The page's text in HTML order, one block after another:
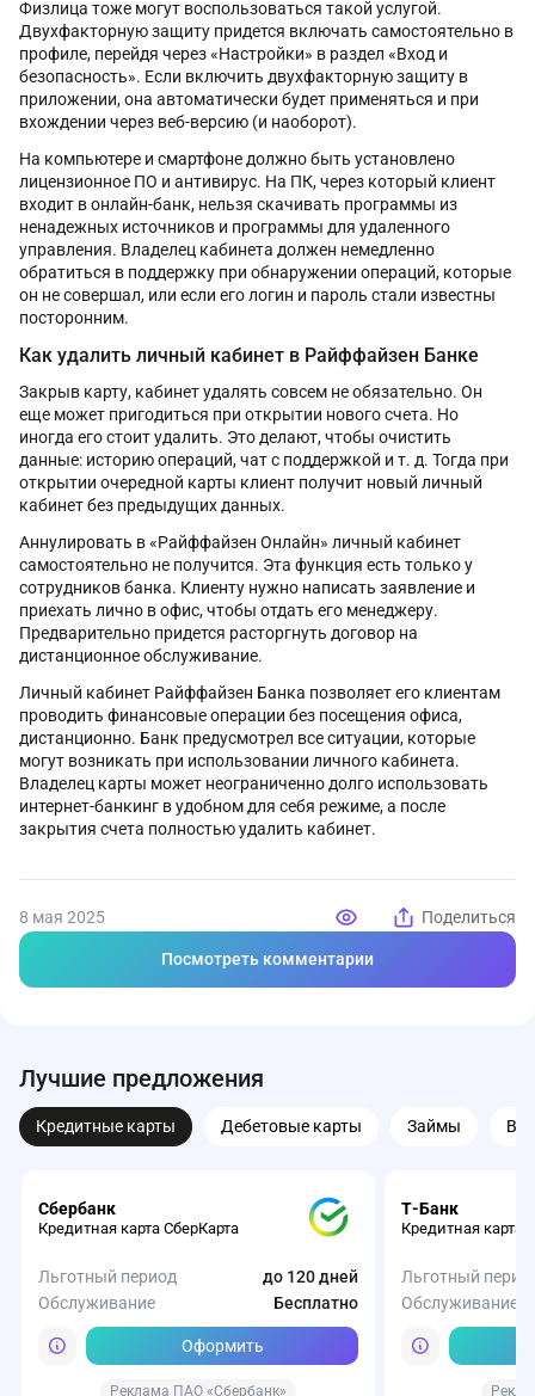
Физлица тоже могут воспользоваться такой услугой.
Двухфакторную защиту придется включать самостоятельно в
профиле, перейдя через «Настройки» в раздел «Вход и
безопасность». Если включить двухфакторную защиту в
приложении, она автоматически будет применяться и при
вхождении через веб-версию (и наоборот).
На компьютере и смартфоне должно быть установлено
лицензионное ПО и антивирус. На ПК, через который клиент
входит в онлайн-банк, нельзя скачивать программы из
ненадежных источников и программы для удаленного
управления. Владелец кабинета должен немедленно
обратиться в поддержку при обнаружении операций, которые
он не совершал, или если его логин и пароль стали известны
посторонним.
Как удалить личный кабинет в Райффайзен Банке
Закрыв карту, кабинет удалять совсем не обязательно. Он
еще может пригодиться при открытии нового счета. Но
иногда его стоит удалить. Это делают, чтобы очистить
данные: историю операций, чат с поддержкой и т. д. Тогда при
открытии очередной карты клиент получит новый личный
кабинет без предыдущих данных.
Аннулировать в «Райффайзен Онлайн» личный кабинет
самостоятельно не получится. Эта функция есть только у
сотрудников банка. Клиенту нужно написать заявление и
приехать лично в офис, чтобы отдать его менеджеру.
Предварительно придется расторгнуть договор на
дистанционное обслуживание.
Личный кабинет Райффайзен Банка позволяет его клиентам
проводить финансовые операции без посещения офиса,
дистанционно. Банк предусмотрел все ситуации, которые
могут возникать при использовании личного кабинета.
Владелец карты может неограниченно долго использовать
интернет-банкинг в удобном для себя режиме, а после
закрытия счета полностью удалить кабинет.
8 мая 2025 Поделиться
Посмотреть комментарии
Лучшие предложения
Кредитные карты Дебетовые карты Займы
Сбербанк
Кредитная карта СберКарта
Льготный период
до 120 дней
Обслуживание
Бесплатно
Оформить
Реклама ПАО «Сбербанк»
Т-Банк
Кредитная карта
Льготный
Обслуживание